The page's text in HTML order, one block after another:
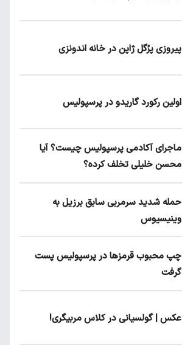
پیروزی پرُگل ژاپن در خانه اندونزی
اولین رکورد گاریدو در پرسپولیس
ماجرای آکادمی پرسپولیس چیست؟ آیا
محسن خلیلی تخلف کرده؟
حمله شدید سرمربی سابق برزیل به
وینیسیوس
چپ محبوب قرمزها در پرسپولیس پست
گرفت
عکس | گولسیانی در کلاس مربیگری!